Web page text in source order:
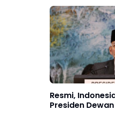
Resmi,
Presiden Dewan